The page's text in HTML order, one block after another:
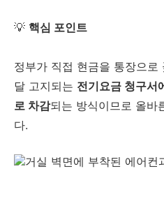
💡 핵심 포인트
정부가 직접 현금을 통장으로
달 고지되는 전기요금 청구서
로 차감되는 방식이므로 올바
다.